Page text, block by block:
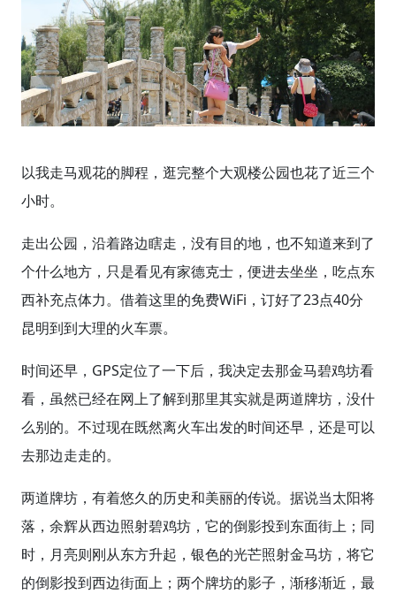
以我走马观花的脚程，逛完整个大观楼公园也花了近三个
小时。
走出公园，沿着路边瞎走，没有目的地，也不知道来到了
个什么地方，只是看见有家德克士，便进去坐坐，吃点东
西补充点体力。借着这里的免费WiFi，订好了23点40分
昆明到到大理的火车票。
时间还早，GPS定位了一下后，我决定去那金马碧鸡坊看
看，虽然已经在网上了解到那里其实就是两道牌坊，没什
么别的。不过现在既然离火车出发的时间还早，还是可以
去那边走走的。
两道牌坊，有着悠久的历史和美丽的传说。据说当太阳将
落，余辉从西边照射碧鸡坊，它的倒影投到东面街上；同
时，月亮则刚从东方升起，银色的光芒照射金马坊，将它
的倒影投到西边街面上；两个牌坊的影子，渐移渐近，最